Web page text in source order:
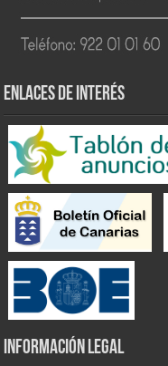
ENLACES DE INTERÉS
INFORMACIÓN LEGAL